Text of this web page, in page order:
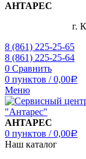
АНТАРЕС
г.
8 (861) 225-25-65
8 (861) 225-25-64
0 Сравнить
0 пунктов / 0,00Р
Меню
АНТАРЕС
0 пунктов / 0,00Р
Наш каталог